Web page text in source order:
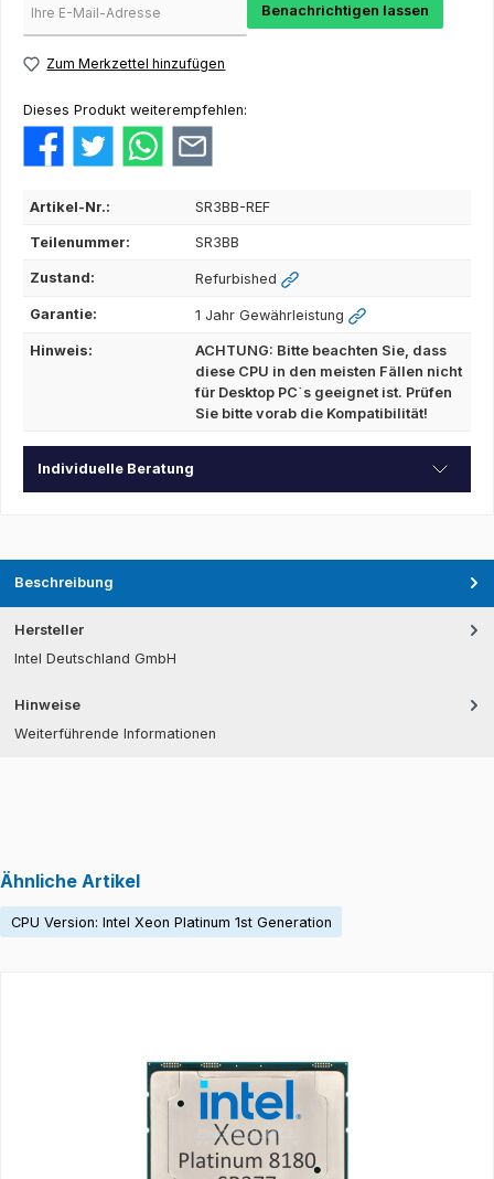
Benachrichtigen lassen
Zum Merkzettel hinzufügen
Dieses Produkt weiterempfehlen:
Artikel-Nr.: SR3BB-REF
Teilenummer: SR3BB
Zustand: Refurbished
Garantie: 1 Jahr Gewährleistung
Hinweis:
ACHTUNG: Bitte beachten Sie, dass
diese CPU in den meisten Fällen nicht
für Desktop PC`s geeignet ist. Prüfen
Sie bitte vorab die Kompatibilität!
Individuelle Beratung
Beschreibung
Hersteller
Intel Deutschland GmbH
Hinweise
Weiterführende Informationen
Ähnliche Artikel
CPU Version: Intel Xeon Platinum 1st Generation